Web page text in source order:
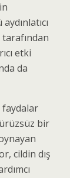
etki
da
faydalar
bir
cildin dış